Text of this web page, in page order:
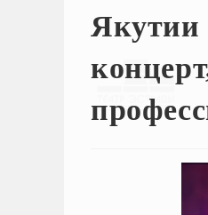
Якутии